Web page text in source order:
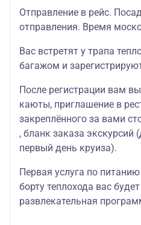
Отправление в рейс.
отправления. Время
Вас встретят у трапа
багажом и
После регистрации вам
каюты, приглашение в
закреплённого за вами
, бланк заказа экскурсий
первый день круиза).
Первая услуга по
борту теплохода вас
развлекательная